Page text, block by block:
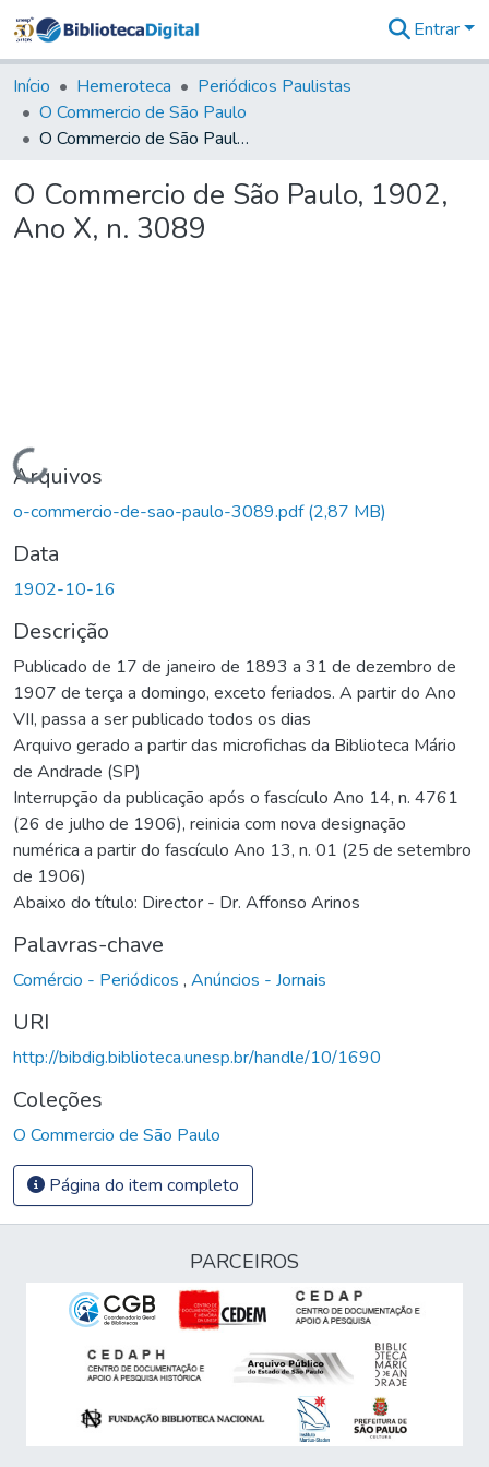
&
Coleções
Tudo na
Biblioteca
Estatísticas
Entrar
Início Hemeroteca
Periódicos Paulistas
O Commercio de São Paulo
O Commercio de São Paulo, 1902, Ano X, n. 3089
O Commercio de São Paulo, 1902,
Ano X, n. 3089
Carregando...
Arquivos
o-commercio-de-sao-paulo-3089.pdf(2,87 MB)
Data
1902-10-16
Descrição
Publicado de 17 de janeiro de 1893 a 31 de dezembro de
1907 de terça a domingo, exceto feriados. A partir do Ano
VII, passa a ser publicado todos os dias
Arquivo gerado a partir das microfichas da Biblioteca Mário
de Andrade (SP)
Interrupção da publicação após o fascículo Ano 14, n. 4761
(26 de julho de 1906), reinicia com nova designação
numérica a partir do fascículo Ano 13, n. 01 (25 de setembro
de 1906)
Abaixo do título: Director - Dr. Affonso Arinos
Palavras-chave
Comércio - Periódicos , Anúncios - Jornais
URI
http://bibdig.biblioteca.unesp.br/handle/10/1690
Coleções
O Commercio de São Paulo
Página do item completo
PARCEIROS